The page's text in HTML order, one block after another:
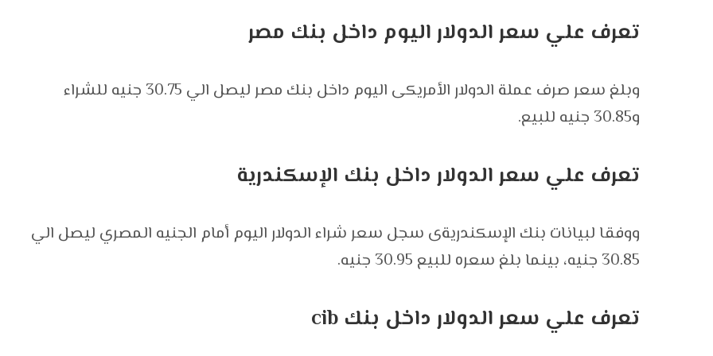
تعرف علي سعر الدولار اليوم داخل بنك مصر
وبلغ سعر صرف عملة الدولار الأمريكى اليوم داخل بنك مصر ليصل الي 30.75 جنيه للشراء
و30.85 جنيه للبيع.
تعرف علي سعر الدولار داخل بنك الإسكندرية
ووفقا لبيانات بنك الإسكندريةى سجل سعر شراء الدولار اليوم أمام الجنيه المصري ليصل الي
30.85 جنيه، بينما بلغ سعره للبيع 30.95 جنيه.
تعرف علي سعر الدولار داخل بنك cib